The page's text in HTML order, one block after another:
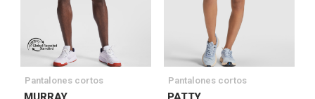
Pantalones cortos Pantalones cortos